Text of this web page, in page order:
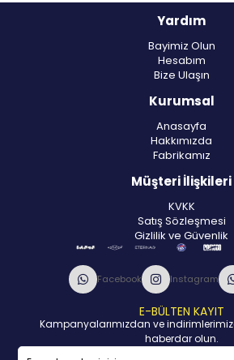
Yardım
Bayimiz Olun
Hesabım
Bize Ulaşın
Kurumsal
Anasayfa
Hakkımızda
Fabrikamız
Müşteri İlişkileri
KVKK
Satış Sözleşmesi
Gizlilik ve Güvenlik
Facebook Instagram
E-BÜLTEN KAYIT
Kampanyalarımızdan ve
haberdar olun.